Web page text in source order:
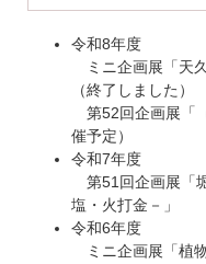
令和8年度
ミニ企画展「天
（終了しました）
第52回企画展「
催予定）
令和7年度
第51回企画展「
塩・火打金－」
令和6年度
ミニ企画展「植